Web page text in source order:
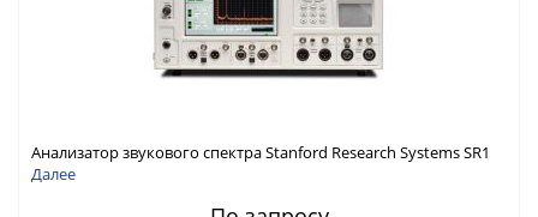
Анализатор звукового спектра Stanford Research Systems SR1
Далее